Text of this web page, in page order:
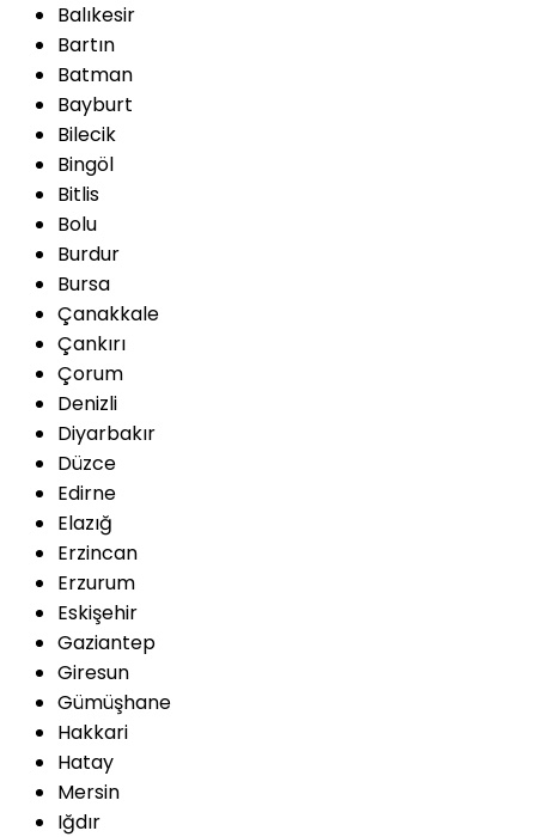
Balıkesir
Bartın
Batman
Bayburt
Bilecik
Bingöl
Bitlis
Bolu
Burdur
Bursa
Çanakkale
Çankırı
Çorum
Denizli
Diyarbakır
Düzce
Edirne
Elazığ
Erzincan
Erzurum
Eskişehir
Gaziantep
Giresun
Gümüşhane
Hakkari
Hatay
Mersin
Iğdır